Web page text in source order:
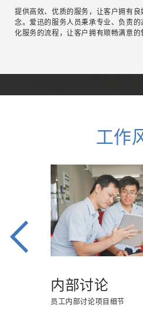
提供高效、优质的服务，让客户拥有
念。爱迅的服务人员秉承专业、负责
化服务的流程，让客户拥有顺畅满意的
工作
内部讨论
员工内部讨论项目细节
Previous